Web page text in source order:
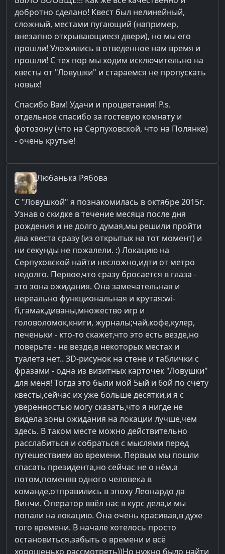
добротно сделано! Квест был нелинейный,
сложный, местами пугающий (например,
внезапно открывающиеся двери), но мы его
прошли! Уложились в отведенное нам время и
прошли! С тех пор мы ходим исключительно на
квесты от "Ловушки" и стараемся не пропускать
новых!
Спасибо Вам! Удачи и процветания! P.s.
отдельное спасибо за гостевую комнату и
фотозону (что на Серпуховской, что на Полянке)
- очень крутые!
Любанька Рябова
С "Ловушкой" я познакомилась в октябре 2015г.
Узнав о скидке в течение месяца после дня
рождения и не долго думая,мы решили пройти
два квеста сразу (из открытых на тот момент) и
ни секунды не пожалели. :) Локацию на
Серпуховской найти несложно,идти от метро
недолго. Первое,что сразу бросается в глаза -
это зона ожидания. Она замечательная и
нереально функциональная и крутая:wi-
fi,гамак,диваны,множество игр и
головоломок,книги, журналы;чай,кофе,кулер,
печеньки - кто-то скажет,что это есть везде,но
поверьте - не везде,в некоторых местах и
туалета нет.. 3D-рисунок на стене и таблички с
фразами - одна из визитных карточек "Ловушки"
для меня! Тогда это были мой 5ый и 6ой по счёту
квесты,сейчас их уже больше десятки,и я с
уверенностью могу сказать,что я нигде не
видела зоны ожидания на локации лучше,чем
здесь. В таком месте можно действительно
расслабиться и собраться с мыслями перед
путешествием во времени. Первым мы пошли
спасать президента,но сейчас не о нём,а
потом,поменяв одного человека в
команде,отправились в эпоху Леонардо да
Винчи. Оператор ввёл нас в курс дела,и мы
попали на локацию. Она очень красивая,в духе
того времени. В начале хотелось просто
остановиться,забыть о времени и всё
хорошенько рассмотреть))Но нужно было найти